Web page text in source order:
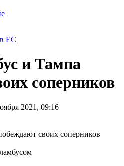
ЕС
и Тампа
соперников
2021, 09:16